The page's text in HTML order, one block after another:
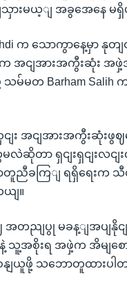
းမယ့ျ အခွအေနေ မရှိပ
က သောကွာနေ့မှာ နု
အငျအားအကွီးဆုံး အဖှဲ့အ
မ်မတ Barham Salih
း အငျအားအကွီးဆုံးဖွဈ
လဲဆိုတာ ရှငျးရှငျးလငျ
ညီခကြျ ရရှိရေးက သီတ
ျ။
အတညျပွု မခန့ျအပျနိုငျ
နဲ့ သူ့အစိုးရ အဖှဲ့က အိမျ
ျယူဖို့ သဘောတူထားပါတ